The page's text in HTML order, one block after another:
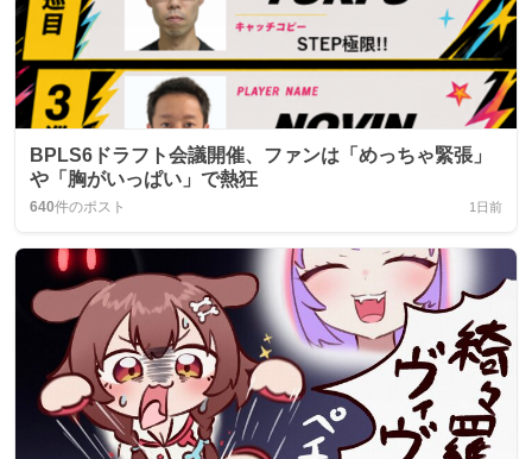
BPLS6ドラフト会議開催、ファンは「めっちゃ緊張」
や「胸がいっぱい」で熱狂
640件のポスト 1日前